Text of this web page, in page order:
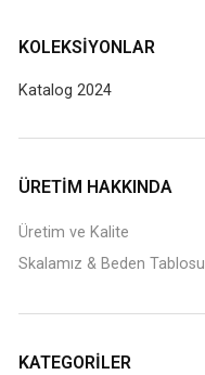
KOLEKSIYONLAR
Katalog 2024
ÜRETİM HAKKINDA
Üretim ve Kalite
Skalamız & Beden Tablosu
KATEGORILER